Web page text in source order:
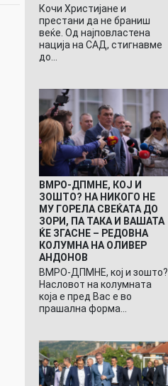
Кочи Христијане и
престани да не браниш
веќе. Од најповластена
нација на САД, стигнавме
до…
ВМРО-ДПМНЕ, КОЈ И
ЗОШТО? НА НИКОГО НЕ
МУ ГОРЕЛА СВЕЌАТА ДО
ЗОРИ, ПА ТАКА И ВАШАТА
ЌЕ ЗГАСНЕ – РЕДОВНА
КОЛУМНА НА ОЛИВЕР
АНДОНОВ
ВМРО-ДПМНЕ, кој и зошто?
Насловот на колумната
која е пред Вас е во
прашална форма…